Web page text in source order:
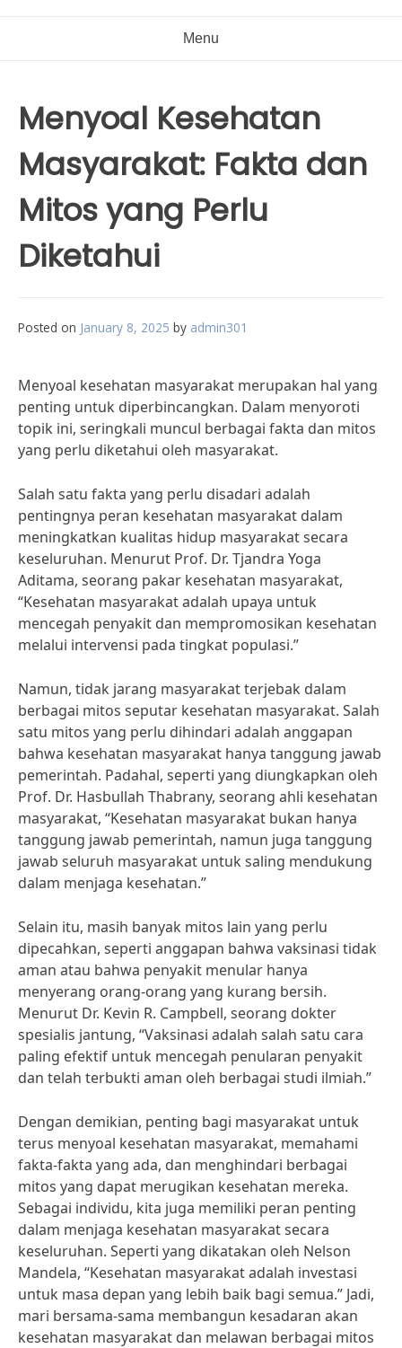
Menu
Menyoal Kesehatan
Masyarakat: Fakta dan
Mitos yang Perlu
Diketahui
Posted on January 8, 2025 by admin301
Menyoal kesehatan masyarakat merupakan hal yang
penting untuk diperbincangkan. Dalam menyoroti
topik ini, seringkali muncul berbagai fakta dan mitos
yang perlu diketahui oleh masyarakat.
Salah satu fakta yang perlu disadari adalah
pentingnya peran kesehatan masyarakat dalam
meningkatkan kualitas hidup masyarakat secara
keseluruhan. Menurut Prof. Dr. Tjandra Yoga
Aditama, seorang pakar kesehatan masyarakat,
“Kesehatan masyarakat adalah upaya untuk
mencegah penyakit dan mempromosikan kesehatan
melalui intervensi pada tingkat populasi.”
Namun, tidak jarang masyarakat terjebak dalam
berbagai mitos seputar kesehatan masyarakat. Salah
satu mitos yang perlu dihindari adalah anggapan
bahwa kesehatan masyarakat hanya tanggung jawab
pemerintah. Padahal, seperti yang diungkapkan oleh
Prof. Dr. Hasbullah Thabrany, seorang ahli kesehatan
masyarakat, “Kesehatan masyarakat bukan hanya
tanggung jawab pemerintah, namun juga tanggung
jawab seluruh masyarakat untuk saling mendukung
dalam menjaga kesehatan.”
Selain itu, masih banyak mitos lain yang perlu
dipecahkan, seperti anggapan bahwa vaksinasi tidak
aman atau bahwa penyakit menular hanya
menyerang orang-orang yang kurang bersih.
Menurut Dr. Kevin R. Campbell, seorang dokter
spesialis jantung, “Vaksinasi adalah salah satu cara
paling efektif untuk mencegah penularan penyakit
dan telah terbukti aman oleh berbagai studi ilmiah.”
Dengan demikian, penting bagi masyarakat untuk
terus menyoal kesehatan masyarakat, memahami
fakta-fakta yang ada, dan menghindari berbagai
mitos yang dapat merugikan kesehatan mereka.
Sebagai individu, kita juga memiliki peran penting
dalam menjaga kesehatan masyarakat secara
keseluruhan. Seperti yang dikatakan oleh Nelson
Mandela, “Kesehatan masyarakat adalah investasi
untuk masa depan yang lebih baik bagi semua.” Jadi,
mari bersama-sama membangun kesadaran akan
kesehatan masyarakat dan melawan berbagai mitos